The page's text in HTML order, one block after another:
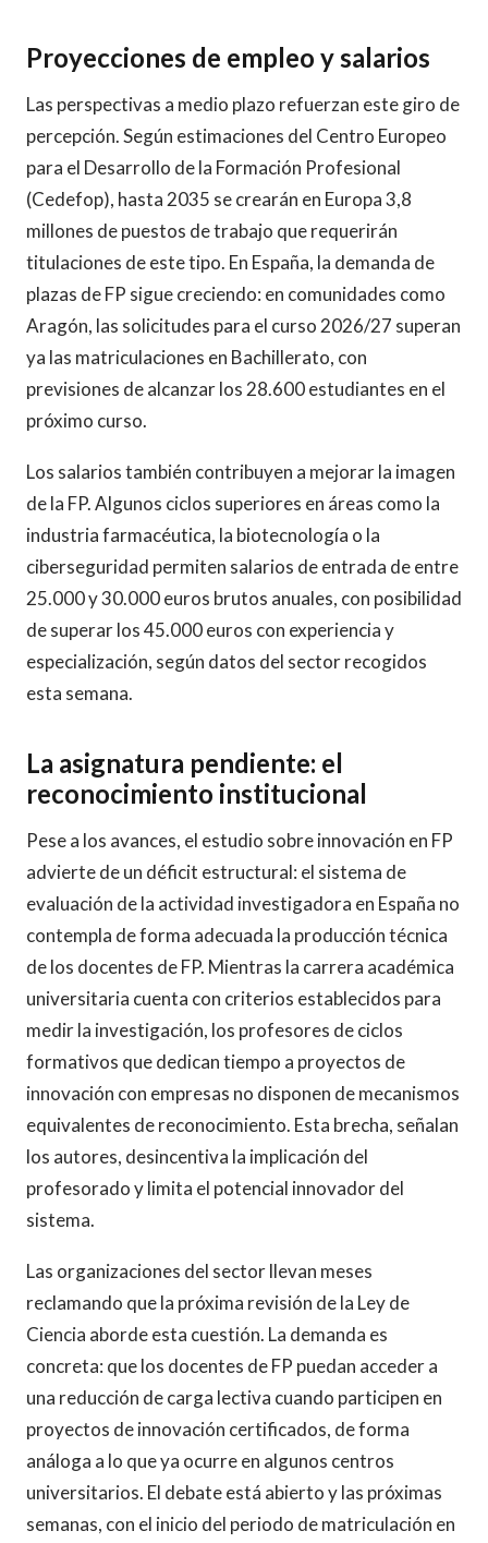
Proyecciones de empleo y salarios
Las perspectivas a medio plazo refuerzan este giro de
percepción. Según estimaciones del Centro Europeo
para el Desarrollo de la Formación Profesional
(Cedefop), hasta 2035 se crearán en Europa 3,8
millones de puestos de trabajo que requerirán
titulaciones de este tipo. En España, la demanda de
plazas de FP sigue creciendo: en comunidades como
Aragón, las solicitudes para el curso 2026/27 superan
ya las matriculaciones en Bachillerato, con
previsiones de alcanzar los 28.600 estudiantes en el
próximo curso.
Los salarios también contribuyen a mejorar la imagen
de la FP. Algunos ciclos superiores en áreas como la
industria farmacéutica, la biotecnología o la
ciberseguridad permiten salarios de entrada de entre
25.000 y 30.000 euros brutos anuales, con posibilidad
de superar los 45.000 euros con experiencia y
especialización, según datos del sector recogidos
esta semana.
La asignatura pendiente: el
reconocimiento institucional
Pese a los avances, el estudio sobre innovación en FP
advierte de un déficit estructural: el sistema de
evaluación de la actividad investigadora en España no
contempla de forma adecuada la producción técnica
de los docentes de FP. Mientras la carrera académica
universitaria cuenta con criterios establecidos para
medir la investigación, los profesores de ciclos
formativos que dedican tiempo a proyectos de
innovación con empresas no disponen de mecanismos
equivalentes de reconocimiento. Esta brecha, señalan
los autores, desincentiva la implicación del
profesorado y limita el potencial innovador del
sistema.
Las organizaciones del sector llevan meses
reclamando que la próxima revisión de la Ley de
Ciencia aborde esta cuestión. La demanda es
concreta: que los docentes de FP puedan acceder a
una reducción de carga lectiva cuando participen en
proyectos de innovación certificados, de forma
análoga a lo que ya ocurre en algunos centros
universitarios. El debate está abierto y las próximas
semanas, con el inicio del periodo de matriculación en